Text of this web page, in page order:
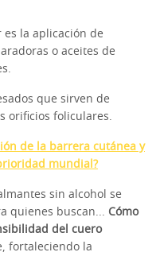
la aplicación de
o aceites de
que sirven de
orificios foliculares.
de la barrera cutánea y
mundial?
sin alcohol se
quienes buscan... Cómo
del cuero
fortaleciendo la